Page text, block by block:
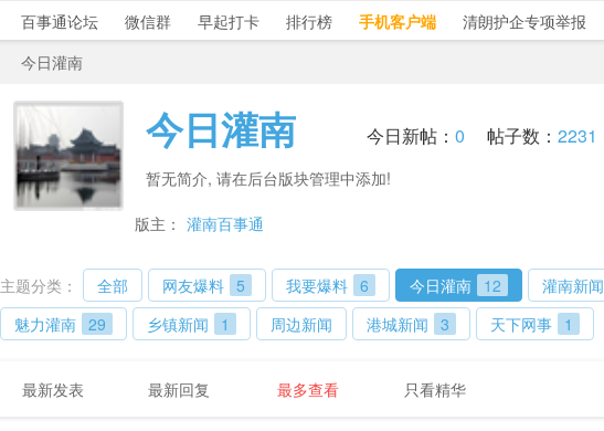
百事通论坛 微信群 早起打卡 排行榜 手机客户端 清朗护企专项举报
今日灌南
今日灌南 今日新帖： 0 帖子数： 2231
暂无简介, 请在后台版块管理中添加!
版主： 灌南百事通
主题分类： 全部 网友爆料 5 我要爆料 6 今日灌南 12 灌南新闻
魅力灌南 29 乡镇新闻 1 周边新闻 港城新闻 3 天下网事 1
最新发表 最新回复 最多查看 只看精华